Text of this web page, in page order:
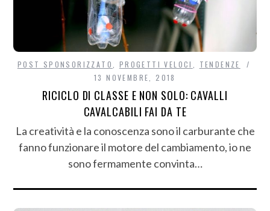
POST SPONSORIZZATO PROGETTI VELOCI
TENDENZE
13 NOVEMBRE, 2018
RICICLO DI CLASSE E NON SOLO: CAVALLI
CAVALCABILI FAI DA TE
La creatività e la conoscenza sono il carburante che
fanno funzionare il motore del cambiamento, io ne
sono fermamente convinta…